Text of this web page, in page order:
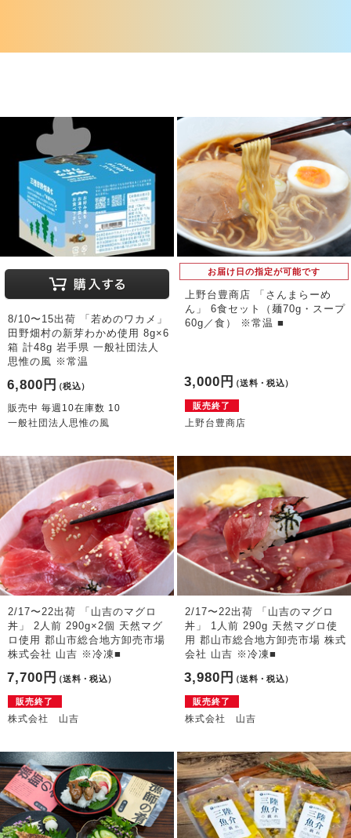
8/10〜15出荷 「若めのワカメ」
田野畑村の新芽わかめ使用 8g×6
箱 計48g 岩手県 一般社団法人
思惟の風 ※常温
6,800円 （税込）
販売中 毎週10在庫数 10
一般社団法人思惟の風
お届け日の指定が可能です
上野台豊商店 「さんまらーめ
ん」 6食セット（麺70g・スープ
60g／食） ※常温 ■
3,000円 （送料・税込）
販売終了
上野台豊商店
2/17〜22出荷 「山吉のマグロ
丼」 2人前 290g×2個 天然マグ
ロ使用 郡山市総合地方卸売市場
株式会社 山吉 ※冷凍■
7,700円 （送料・税込）
販売終了
株式会社 山吉
2/17〜22出荷 「山吉のマグロ
丼」 1人前 290g 天然マグロ使
用 郡山市総合地方卸売市場 株式
会社 山吉 ※冷凍■
3,980円 （送料・税込）
販売終了
株式会社 山吉